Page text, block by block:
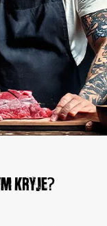
kryje?